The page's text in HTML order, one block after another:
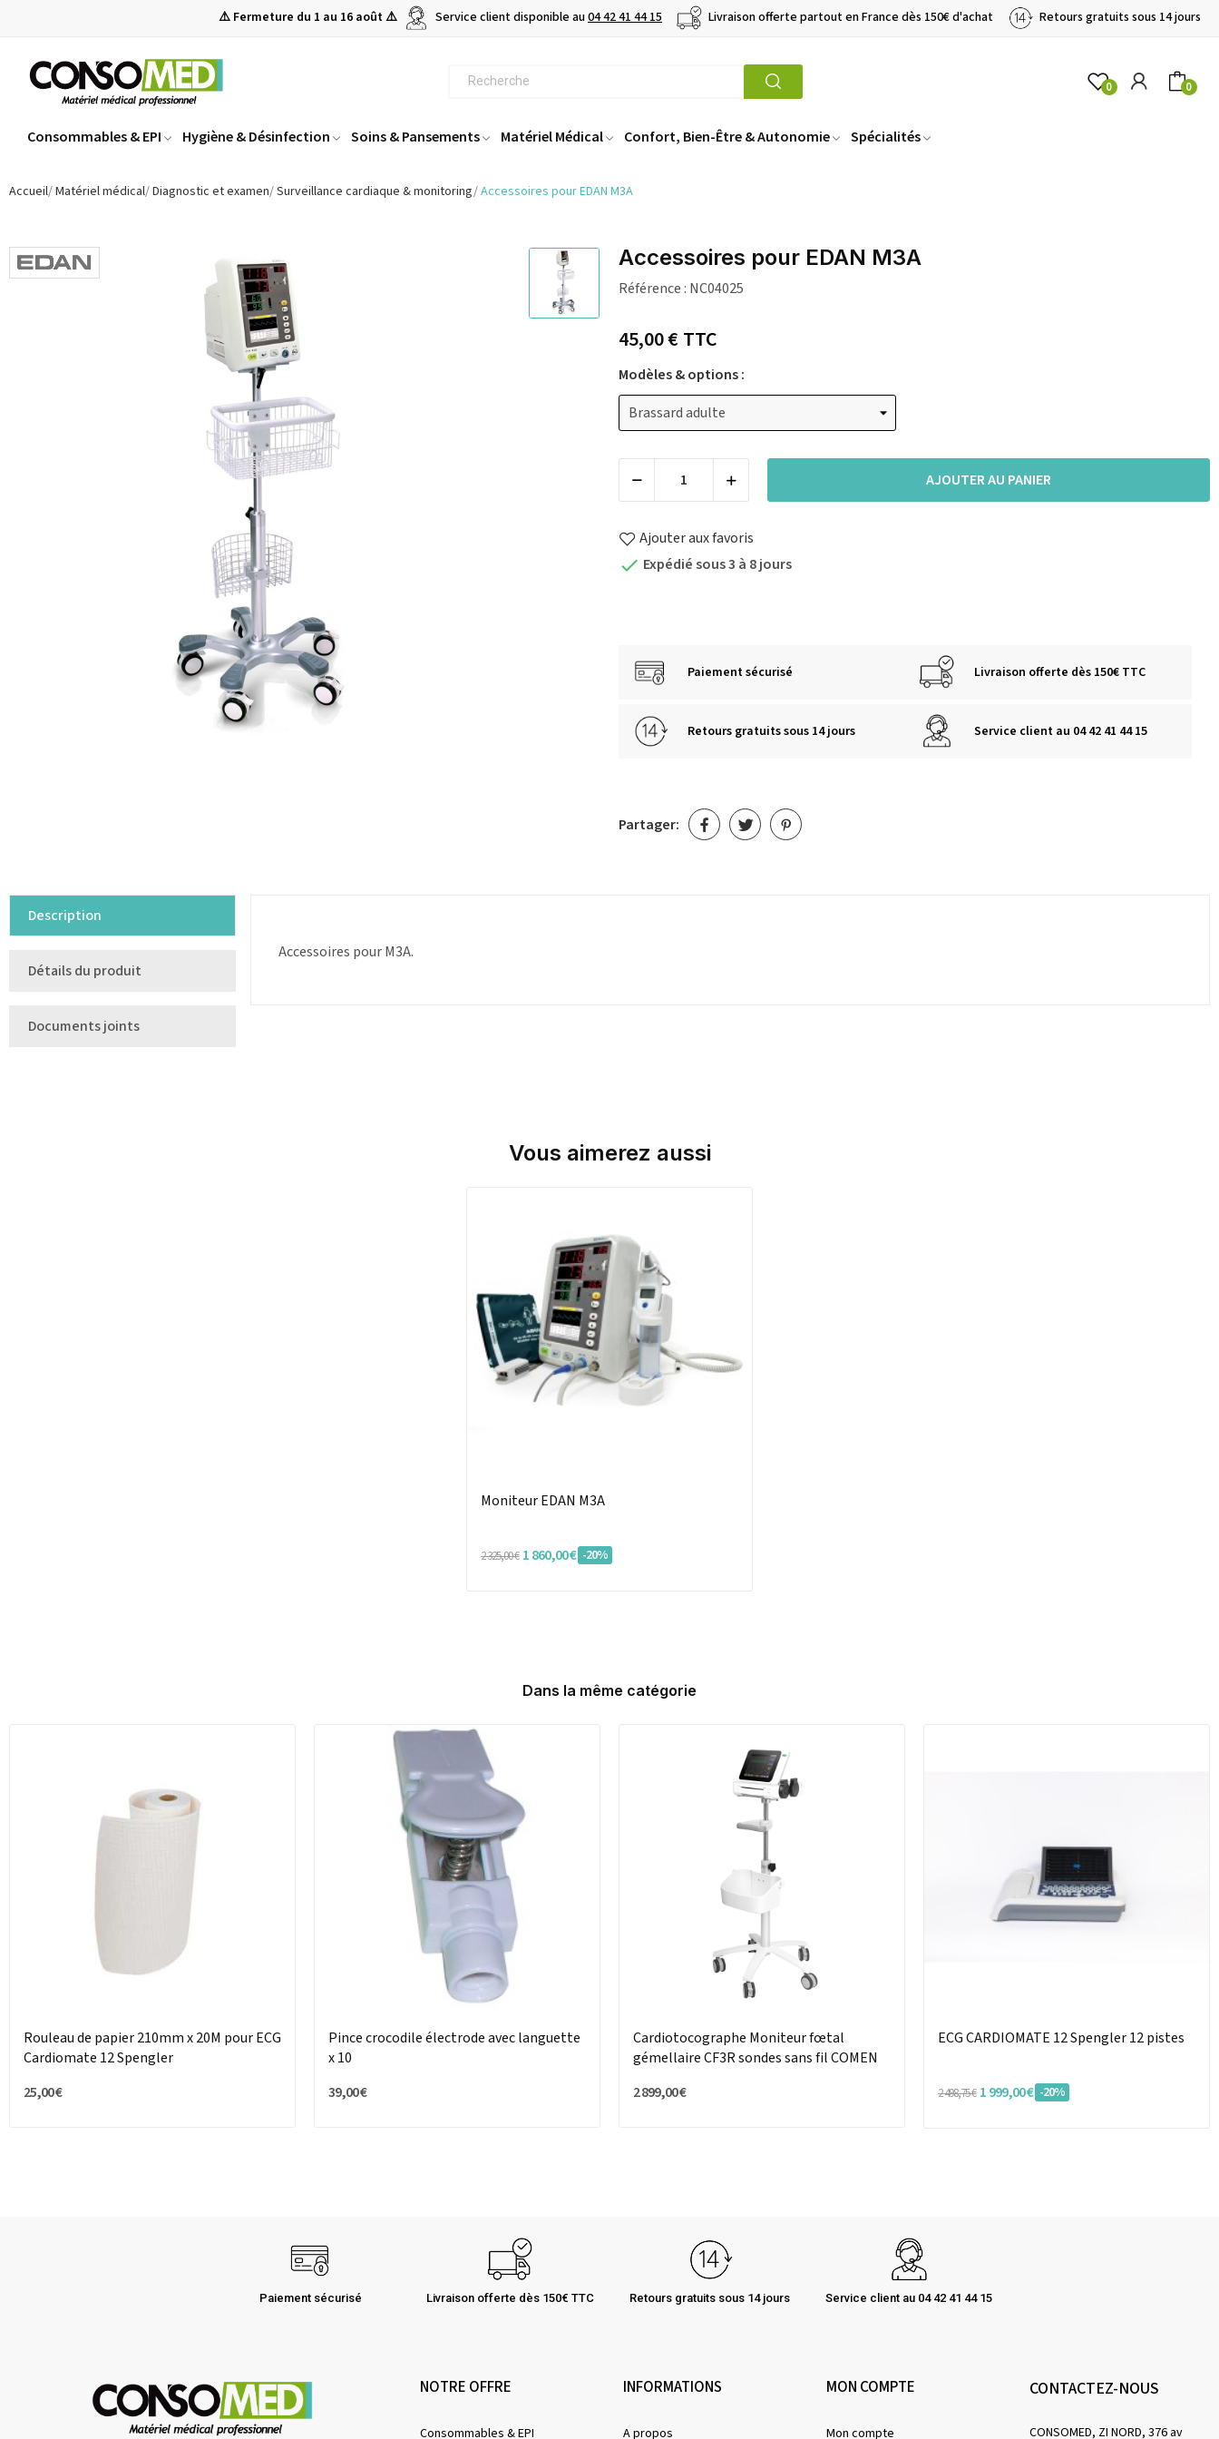
⚠️ Fermeture du 1 au 16 août ⚠️ Service client disponible au04 42 41 44 15 Livraison offerte partout en France dès 150€ d'achat Retours gratuits sous 14 jours
0 0
Consommables & EPI Hygiène & Désinfection Soins & Pansements Matériel Médical Confort, Bien-Être & Autonomie Spécialités
Accueil Matériel médical Diagnostic et examen Surveillance cardiaque & monitoring Accessoires pour EDAN M3A
Accessoires pour EDAN M3A
Référence : NC04025
45,00 €TTC
Modèles & options :
AJOUTER AU PANIER
Ajouter aux favoris
 Expédié sous 3 à 8 jours
Paiement sécurisé Livraison offerte dès 150€ TTC
Retours gratuits sous 14 jours Service client au 04 42 41 44 15
Partager:
Description
Détails du produit
Documents joints
Accessoires pour M3A.
Vous aimerez aussi
Moniteur EDAN M3A
2 325,00 € 1 860,00 € -20%
Dans la même catégorie
Rouleau de papier 210mm x 20M pour ECG
Cardiomate 12 Spengler
25,00 €
Pince crocodile électrode avec languette
x 10
39,00 €
Cardiotocographe Moniteur fœtal
gémellaire CF3R sondes sans fil COMEN
2 899,00 €
ECG CARDIOMATE 12 Spengler 12 pistes
2 498,75 € 1 999,00 € -20%
Paiement sécurisé Livraison offerte dès 150€ TTC Retours gratuits sous 14 jours Service client au 04 42 41 44 15
NOTRE OFFRE
Consommables & EPI
INFORMATIONS
A propos
MON COMPTE
Mon compte
CONTACTEZ-NOUS
CONSOMED, ZI NORD, 376 av